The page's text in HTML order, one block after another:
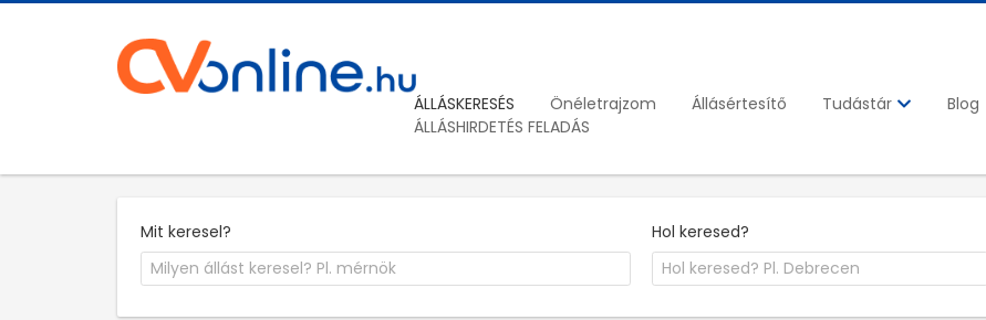
ÁLLÁSKERESÉS Önéletrajzom Állásértesítő Tudástár Blog
ÁLLÁSHIRDETÉS FELADÁS
Mit keresel? Hol keresed?